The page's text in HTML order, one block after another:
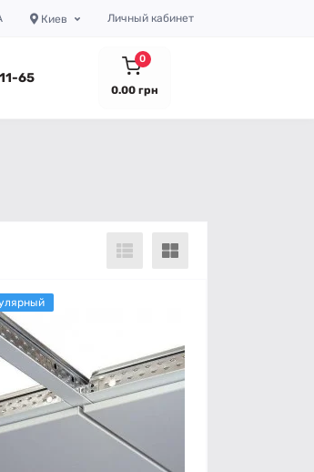
Киев Личный кабинет
65
0
0.00 грн